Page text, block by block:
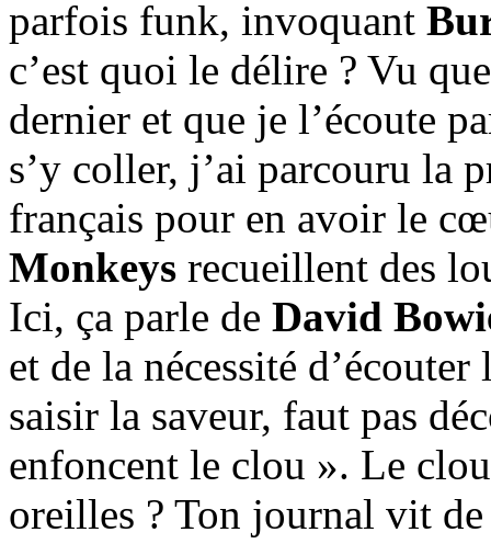
parfois funk, invoquant
c’est quoi le délire ? Vu
dernier et que je l’écoute
s’y coller, j’ai parcouru la
français pour en avoir le
Monkeys recueillent des
Ici, ça parle de David
et de la nécessité
saisir la saveur, faut pas
enfoncent le clou ». Le
oreilles ? Ton journal vit